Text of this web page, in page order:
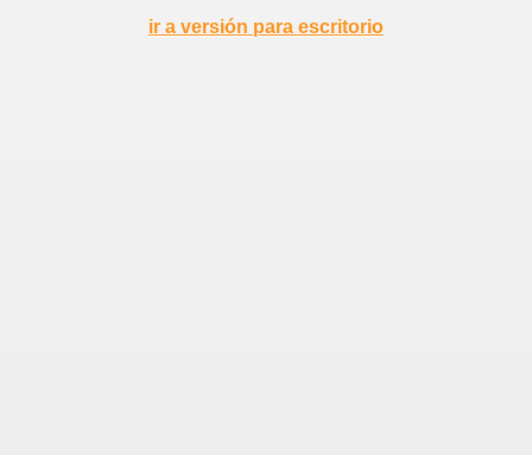
ir a versión para escritorio